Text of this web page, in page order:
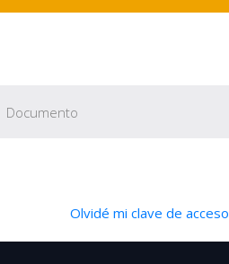
Olvidé mi clave de acceso